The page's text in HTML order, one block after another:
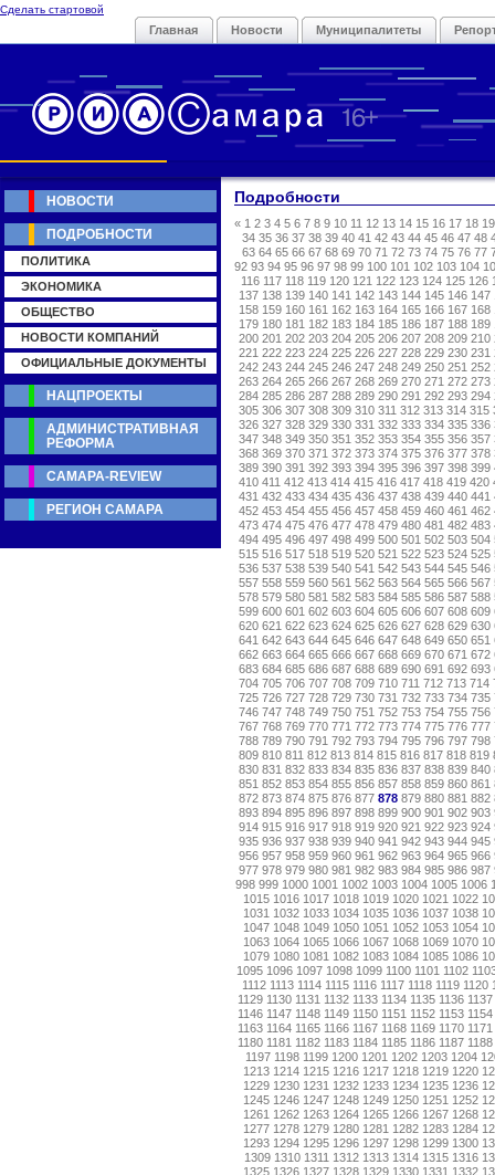
Сделать стартовой
Главная Новости Муниципалитеты
Подробности
« 1 2 3 4 5 6 7 8 9 10 11 12 13 14 15 16 17 18 19
34 35 36 37 38 39 40 41 42 43 44 45 46 47 48
63 64 65 66 67 68 69 70 71 72 73 74 75 76 77
92 93 94 95 96 97 98 99 100 101 102 103 104
116 117 118 119 120 121 122 123 124 125 126
137 138 139 140 141 142 143 144 145 146 147
158 159 160 161 162 163 164 165 166 167 168
179 180 181 182 183 184 185 186 187 188 189
200 201 202 203 204 205 206 207 208 209 210
221 222 223 224 225 226 227 228 229 230 231
242 243 244 245 246 247 248 249 250 251 252
263 264 265 266 267 268 269 270 271 272 273
284 285 286 287 288 289 290 291 292 293 294
305 306 307 308 309 310 311 312 313 314 315
326 327 328 329 330 331 332 333 334 335 336
347 348 349 350 351 352 353 354 355 356 357
368 369 370 371 372 373 374 375 376 377 378
389 390 391 392 393 394 395 396 397 398 399
410 411 412 413 414 415 416 417 418 419 420
431 432 433 434 435 436 437 438 439 440 441
452 453 454 455 456 457 458 459 460 461 462
473 474 475 476 477 478 479 480 481 482 483
494 495 496 497 498 499 500 501 502 503 504
515 516 517 518 519 520 521 522 523 524 525
536 537 538 539 540 541 542 543 544 545 546
557 558 559 560 561 562 563 564 565 566 567
578 579 580 581 582 583 584 585 586 587 588
599 600 601 602 603 604 605 606 607 608 609
620 621 622 623 624 625 626 627 628 629 630
641 642 643 644 645 646 647 648 649 650 651
662 663 664 665 666 667 668 669 670 671 672
683 684 685 686 687 688 689 690 691 692 693
704 705 706 707 708 709 710 711 712 713 714
725 726 727 728 729 730 731 732 733 734 735
746 747 748 749 750 751 752 753 754 755 756
767 768 769 770 771 772 773 774 775 776 777
788 789 790 791 792 793 794 795 796 797 798
809 810 811 812 813 814 815 816 817 818 819
830 831 832 833 834 835 836 837 838 839 840
851 852 853 854 855 856 857 858 859 860 861
872 873 874 875 876 877 878 879 880 881 882
893 894 895 896 897 898 899 900 901 902 903
914 915 916 917 918 919 920 921 922 923 924
935 936 937 938 939 940 941 942 943 944 945
956 957 958 959 960 961 962 963 964 965 966
977 978 979 980 981 982 983 984 985 986 987
998 999 1000 1001 1002 1003 1004 1005 1006
1015 1016 1017 1018 1019 1020 1021 1022
1031 1032 1033 1034 1035 1036 1037 1038
1047 1048 1049 1050 1051 1052 1053 1054
1063 1064 1065 1066 1067 1068 1069 1070
1079 1080 1081 1082 1083 1084 1085 1086
1095 1096 1097 1098 1099 1100 1101 1102
1112 1113 1114 1115 1116 1117 1118 1119 1120
1129 1130 1131 1132 1133 1134 1135 1136 1137
1146 1147 1148 1149 1150 1151 1152 1153 1154
1163 1164 1165 1166 1167 1168 1169 1170 1171
1180 1181 1182 1183 1184 1185 1186 1187 1188
1197 1198 1199 1200 1201 1202 1203 1204
1213 1214 1215 1216 1217 1218 1219 1220
1229 1230 1231 1232 1233 1234 1235 1236
1245 1246 1247 1248 1249 1250 1251 1252
1261 1262 1263 1264 1265 1266 1267 1268
1277 1278 1279 1280 1281 1282 1283 1284
1293 1294 1295 1296 1297 1298 1299 1300
1309 1310 1311 1312 1313 1314 1315 1316
1325 1326 1327 1328 1329 1330 1331 1332
НОВОСТИ
ПОДРОБНОСТИ
ПОЛИТИКА
ЭКОНОМИКА
ОБЩЕСТВО
НОВОСТИ КОМПАНИЙ
ОФИЦИАЛЬНЫЕ ДОКУМЕНТЫ
НАЦПРОЕКТЫ
АДМИНИСТРАТИВНАЯ
РЕФОРМА
САМАРА-REVIEW
РЕГИОН САМАРА